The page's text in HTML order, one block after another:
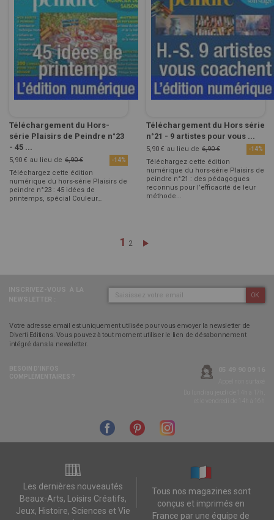
Téléchargement du Hors-
série Plaisirs de Peindre n°23
- 45 ...
5,90 € au lieu de 6,90 € -14%
Téléchargez cette édition
numérique du hors-série Plaisirs de
peindre n°23 : 45 idées de
printemps, spécial Couleur…
Téléchargement du Hors série
n°21 - 9 artistes pour vous ...
5,90 € au lieu de 6,90 € -14%
Téléchargez cette édition
numérique du hors-série Plaisirs de
peindre n°21 : des pédagogues
reconnus pour l’efficacité de leur
méthode...
Page
Vous lisez actuellement la
1 Page
2 Page
Suivant
OK
Votre adresse email est uniquement utilisée pour vous envoyer la newsletter de
Diverti Editions. Vous pouvez à tout moment utiliser le lien de désabonnement
intégré dans la newsletter.
Les dernières nouveautés
Beaux-Arts, Loisirs Créatifs,
Jeux, Histoire, Sciences et Vie
Tous nos magazines sont
conçus et imprimés en
France par une équipe de